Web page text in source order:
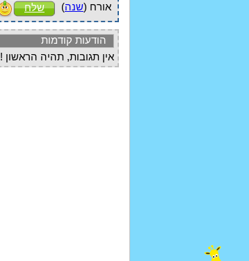
אורח (שנה) שלח
הודעות קודמות
אין תגובות, תהיה הראשון !